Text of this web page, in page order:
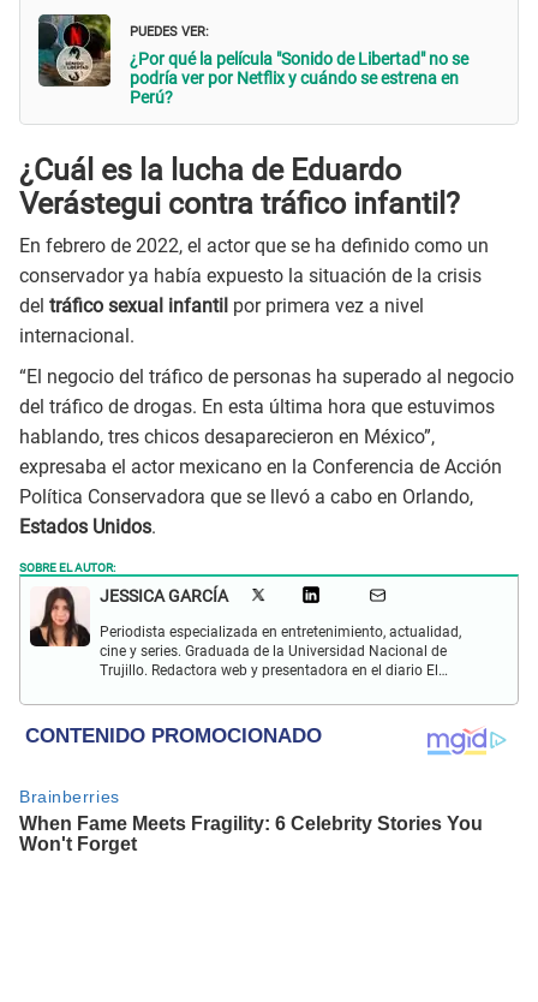
PUEDES VER:
¿Por qué la película "Sonido de Libertad" no se
podría ver por Netflix y cuándo se estrena en
Perú?
¿Cuál es la lucha de Eduardo
Verástegui contra tráfico infantil?
En febrero de 2022, el actor que se ha definido como un
conservador ya había expuesto la situación de la crisis
del tráfico sexual infantil por primera vez a nivel
internacional.
“El negocio del tráfico de personas ha superado al negocio
del tráfico de drogas. En esta última hora que estuvimos
hablando, tres chicos desaparecieron en México”,
expresaba el actor mexicano en la Conferencia de Acción
Política Conservadora que se llevó a cabo en Orlando,
Estados Unidos.
SOBRE EL AUTOR:
JESSICA GARCÍA
Periodista especializada en entretenimiento, actualidad,
cine y series. Graduada de la Universidad Nacional de
Trujillo. Redactora web y presentadora en el diario El
sociales, nuevas tecnologías, así como la defensa de los
derechos humanos y animales.